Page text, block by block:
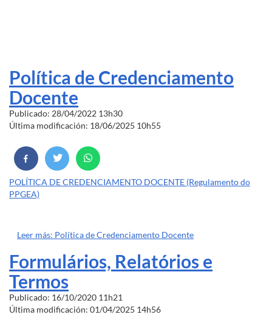
Política de Credenciamento
Docente
Publicado: 28/04/2022 13h30
Última modificación: 18/06/2025 10h55
POLÍTICA DE CREDENCIAMENTO DOCENTE (Regulamento do
PPGEA)
Leer más: Política de Credenciamento Docente
Formulários, Relatórios e
Termos
Publicado: 16/10/2020 11h21
Última modificación: 01/04/2025 14h56